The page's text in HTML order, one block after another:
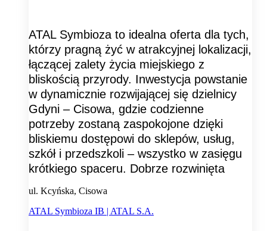
ATAL Symbioza to idealna oferta dla tych,
którzy pragną żyć w atrakcyjnej lokalizacji,
łączącej zalety życia miejskiego z
bliskością przyrody. Inwestycja powstanie
w dynamicznie rozwijającej się dzielnicy
Gdyni – Cisowa, gdzie codzienne
potrzeby zostaną zaspokojone dzięki
bliskiemu dostępowi do sklepów, usług,
szkół i przedszkoli – wszystko w zasięgu
krótkiego spaceru. Dobrze rozwinięta
ul. Kcyńska, Cisowa
ATAL Symbioza IB | ATAL S.A.